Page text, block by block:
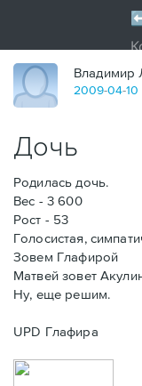
Владимир
2009-04-10
Дочь
Родилась дочь.
Вес - 3 600
Рост - 53
Голосистая,
Зовем Глафирой
Матвей зовет
Ну, еще решим.
UPD Глафира